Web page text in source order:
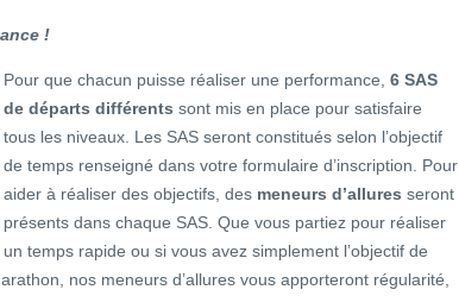
!
Pour que chacun puisse réaliser une performance, 6 SAS
de départs différents sont mis en place pour satisfaire
tous les niveaux. Les SAS seront constitués selon l’objectif
de temps renseigné dans votre formulaire d’inscription. Pour
aider à réaliser des objectifs, des meneurs d’allures seront
présents dans chaque SAS. Que vous partiez pour réaliser
un temps rapide ou si vous avez simplement l’objectif de
nos meneurs d’allures vous apporteront régularité,